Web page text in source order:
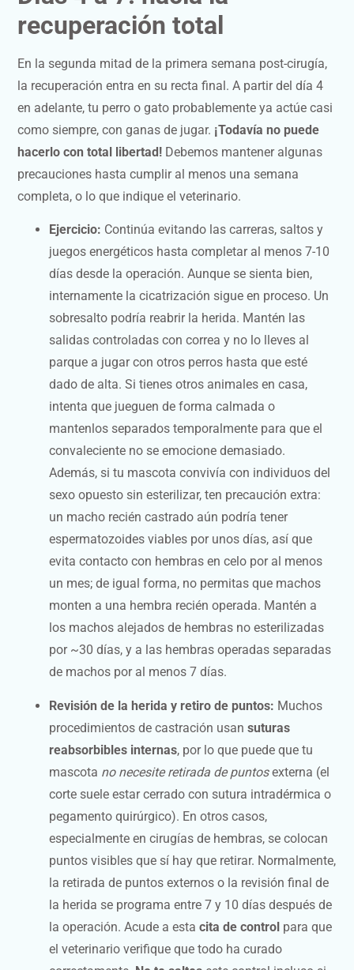
recuperación total
En la segunda mitad de la primera semana post-cirugía,
la recuperación entra en su recta final. A partir del día 4
en adelante, tu perro o gato probablemente ya actúe casi
como siempre, con ganas de jugar. ¡Todavía no puede
hacerlo con total libertad! Debemos mantener algunas
precauciones hasta cumplir al menos una semana
completa, o lo que indique el veterinario.
Ejercicio: Continúa evitando las carreras, saltos y
juegos energéticos hasta completar al menos 7-10
días desde la operación. Aunque se sienta bien,
internamente la cicatrización sigue en proceso. Un
sobresalto podría reabrir la herida. Mantén las
salidas controladas con correa y no lo lleves al
parque a jugar con otros perros hasta que esté
dado de alta. Si tienes otros animales en casa,
intenta que jueguen de forma calmada o
mantenlos separados temporalmente para que el
convaleciente no se emocione demasiado.
Además, si tu mascota convivía con individuos del
sexo opuesto sin esterilizar, ten precaución extra:
un macho recién castrado aún podría tener
espermatozoides viables por unos días, así que
evita contacto con hembras en celo por al menos
un mes; de igual forma, no permitas que machos
monten a una hembra recién operada. Mantén a
los machos alejados de hembras no esterilizadas
por ~30 días, y a las hembras operadas separadas
de machos por al menos 7 días.
Revisión de la herida y retiro de puntos: Muchos
procedimientos de castración usansuturas
reabsorbibles internas, por lo que puede que tu
mascota no necesite retirada de puntosexterna (el
corte suele estar cerrado con sutura intradérmica o
pegamento quirúrgico). En otros casos,
especialmente en cirugías de hembras, se colocan
puntos visibles que sí hay que retirar. Normalmente,
la retirada de puntos externos o la revisión final de
la herida se programa entre 7 y 10 días después de
la operación. Acude a estacita de control para que
el veterinario verifique que todo ha curado